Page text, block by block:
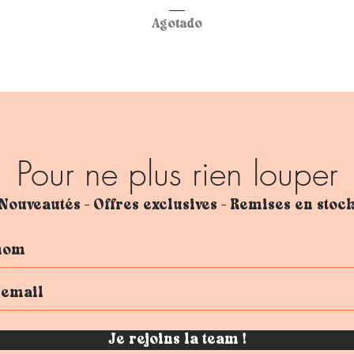
Agotado
Pour ne plus rien louper
- Offres exclusives - Remises en
Je rejoins la team !